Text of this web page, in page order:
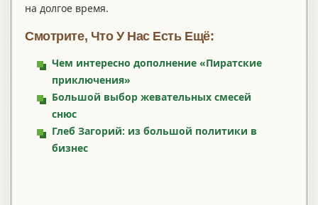
на долгое время.
Смотрите, Что У Нас Есть Ещё:
Чем интересно дополнение «Пиратские
приключения»
Большой выбор жевательных смесей
снюс
Глеб Загорий: из большой политики в
бизнес